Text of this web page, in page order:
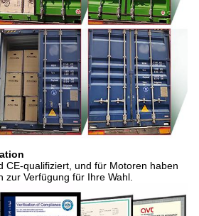
CE-qualifiziert, und für Motoren haben
zur Verfügung für Ihre Wahl.